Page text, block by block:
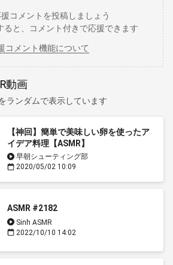
コメントを投稿しましょう
ると、コメント付きで応援できます
コメント機能について
動画
ランダムで表示しています
【神回】簡単で美味しい卵を使ったア
イデア料理【ASMR】
早朝シューティング部
2020/05/02 10:09
ASMR #2182
Sinh ASMR
2022/10/10 14:02